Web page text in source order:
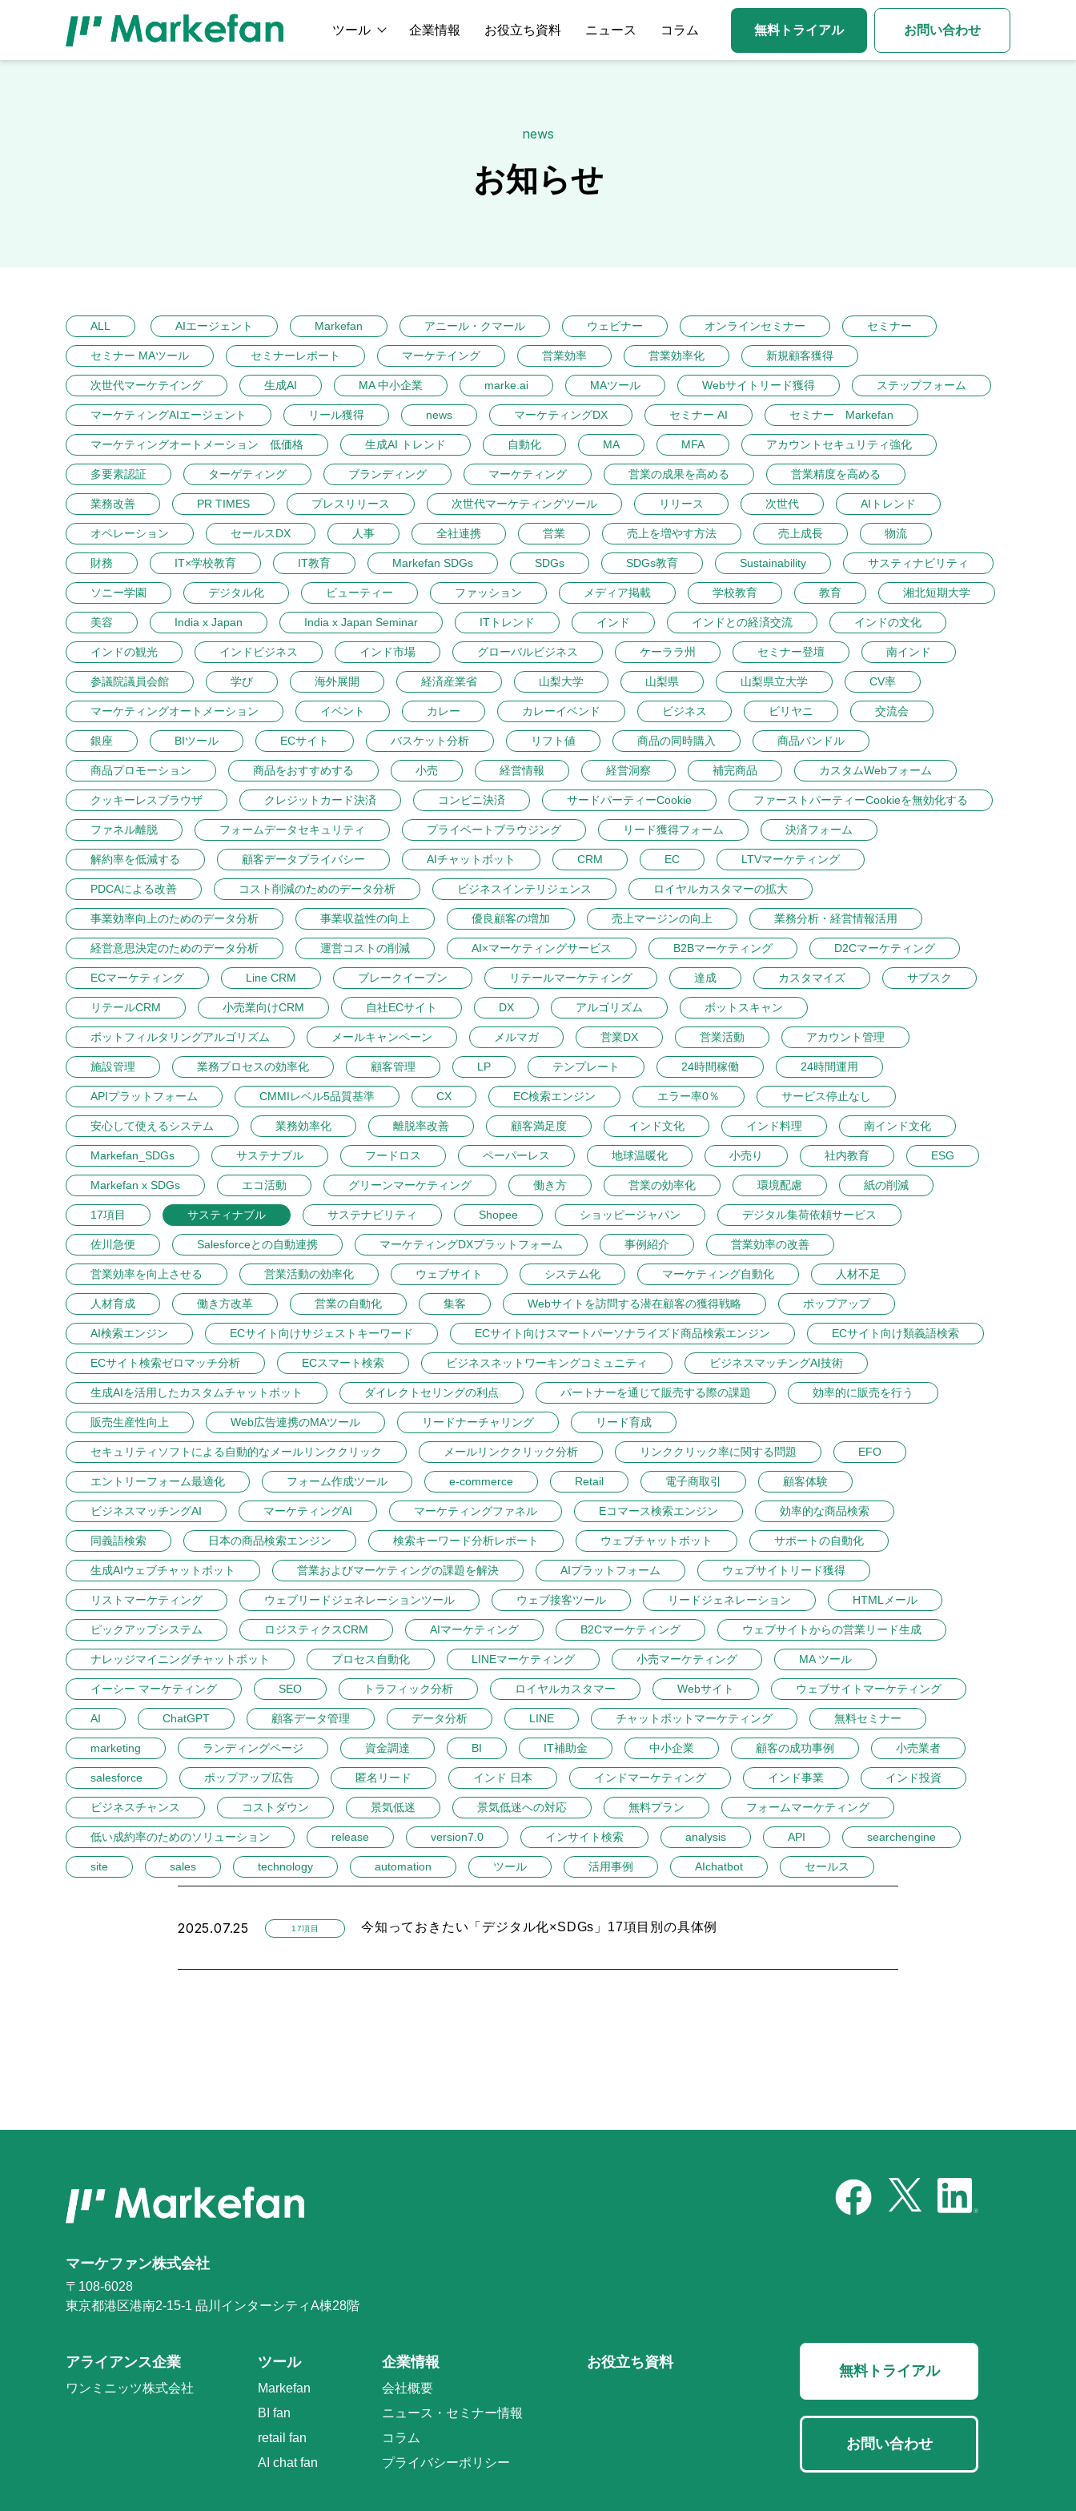
ツール 企業情報 お役立ち資料 ニュース コラム 無料トライアル お問い合わせ
news
お知らせ
ALL AIエージェント Markefan アニール・クマール ウェビナー オンラインセミナー セミナー
セミナー MAツール セミナーレポート マーケテイング 営業効率 営業効率化 新規顧客獲得
次世代マーケテイング 生成AI MA 中小企業 marke.ai MAツール Webサイトリード獲得 ステップフォーム
マーケティングAIエージェント リール獲得 news マーケティングDX セミナー AI セミナー Markefan
マーケティングオートメーション 低価格 生成AI トレンド 自動化 MA MFA アカウントセキュリティ強化
多要素認証 ターゲティング ブランディング マーケティング 営業の成果を高める 営業精度を高める
業務改善 PR TIMES プレスリリース 次世代マーケティングツール リリース 次世代 AIトレンド
オペレーション セールスDX 人事 全社連携 営業 売上を増やす方法 売上成長 物流
財務 IT×学校教育 IT教育 Markefan SDGs SDGs SDGs教育 Sustainability サスティナビリティ
ソニー学園 デジタル化 ビューティー ファッション メディア掲載 学校教育 教育 湘北短期大学
美容 India x Japan India x Japan Seminar ITトレンド インド インドとの経済交流 インドの文化
インドの観光 インドビジネス インド市場 グローバルビジネス ケーララ州 セミナー登壇 南インド
参議院議員会館 学び 海外展開 経済産業省 山梨大学 山梨県 山梨県立大学 CV率
マーケティングオートメーション イベント カレー カレーイベンド ビジネス ビリヤニ 交流会
銀座 BIツール ECサイト バスケット分析 リフト値 商品の同時購入 商品バンドル
商品プロモーション 商品をおすすめする 小売 経営情報 経営洞察 補完商品 カスタムWebフォーム
クッキーレスブラウザ クレジットカード決済 コンビニ決済 サードパーティーCookie ファーストパーティーCookieを無効化する
ファネル離脱 フォームデータセキュリティ プライベートブラウジング リード獲得フォーム 決済フォーム
解約率を低減する 顧客データプライバシー AIチャットボット CRM EC LTVマーケティング
PDCAによる改善 コスト削減のためのデータ分析 ビジネスインテリジェンス ロイヤルカスタマーの拡大
事業効率向上のためのデータ分析 事業収益性の向上 優良顧客の増加 売上マージンの向上 業務分析・経営情報活用
経営意思決定のためのデータ分析 運営コストの削減 AI×マーケティングサービス B2Bマーケティング D2Cマーケティング
ECマーケティング Line CRM ブレークイーブン リテールマーケティング 達成 カスタマイズ サブスク
リテールCRM 小売業向けCRM 自社ECサイト DX アルゴリズム ボットスキャン
ボットフィルタリングアルゴリズム メールキャンペーン メルマガ 営業DX 営業活動 アカウント管理
施設管理 業務プロセスの効率化 顧客管理 LP テンプレート 24時間稼働 24時間運用
APIプラットフォーム CMMIレベル5品質基準 CX EC検索エンジン エラー率0％ サービス停止なし
安心して使えるシステム 業務効率化 離脱率改善 顧客満足度 インド文化 インド料理 南インド文化
Markefan_SDGs サステナブル フードロス ペーパーレス 地球温暖化 小売り 社内教育 ESG
Markefan x SDGs エコ活動 グリーンマーケティング 働き方 営業の効率化 環境配慮 紙の削減
17項目 サスティナブル サステナビリティ Shopee ショッピージャパン デジタル集荷依頼サービス
佐川急便 Salesforceとの自動連携 マーケティングDXプラットフォーム 事例紹介 営業効率の改善
営業効率を向上させる 営業活動の効率化 ウェブサイト システム化 マーケティング自動化 人材不足
人材育成 働き方改革 営業の自動化 集客 Webサイトを訪問する潜在顧客の獲得戦略 ポップアップ
AI検索エンジン ECサイト向けサジェストキーワード ECサイト向けスマートパーソナライズド商品検索エンジン ECサイト向け類義語検索
ECサイト検索ゼロマッチ分析 ECスマート検索 ビジネスネットワーキングコミュニティ ビジネスマッチングAI技術
生成AIを活用したカスタムチャットボット ダイレクトセリングの利点 パートナーを通じて販売する際の課題 効率的に販売を行う
販売生産性向上 Web広告連携のMAツール リードナーチャリング リード育成
セキュリティソフトによる自動的なメールリンククリック メールリンククリック分析 リンククリック率に関する問題 EFO
エントリーフォーム最適化 フォーム作成ツール e-commerce Retail 電子商取引 顧客体験
ビジネスマッチングAI マーケティングAI マーケティングファネル Eコマース検索エンジン 効率的な商品検索
同義語検索 日本の商品検索エンジン 検索キーワード分析レポート ウェブチャットボット サポートの自動化
生成AIウェブチャットボット 営業およびマーケティングの課題を解決 AIプラットフォーム ウェブサイトリード獲得
リストマーケティング ウェブリードジェネレーションツール ウェブ接客ツール リードジェネレーション HTMLメール
ピックアップシステム ロジスティクスCRM AIマーケティング B2Cマーケティング ウェブサイトからの営業リード生成
ナレッジマイニングチャットボット プロセス自動化 LINEマーケティング 小売マーケティング MA ツール
イーシー マーケティング SEO トラフィック分析 ロイヤルカスタマー Webサイト ウェブサイトマーケティング
AI ChatGPT 顧客データ管理 データ分析 LINE チャットボットマーケティング 無料セミナー
marketing ランディングページ 資金調達 BI IT補助金 中小企業 顧客の成功事例 小売業者
salesforce ポップアップ広告 匿名リード インド 日本 インドマーケティング インド事業 インド投資
ビジネスチャンス コストダウン 景気低迷 景気低迷への対応 無料プラン フォームマーケティング
低い成約率のためのソリューション release version7.0 インサイト検索 analysis API searchengine
site sales technology automation ツール 活用事例 AIchatbot セールス
2025.07.25 17項目 今知っておきたい「デジタル化×SDGs」17項目別の具体例
マーケファン株式会社
〒108-6028
東京都港区港南2-15-1 品川インターシティA棟28階
アライアンス企業
ワンミニッツ株式会社
ツール
Markefan
BI fan
retail fan
AI chat fan
企業情報
会社概要
ニュース・セミナー情報
コラム
プライバシーポリシー
お役立ち資料
無料トライアル
お問い合わせ